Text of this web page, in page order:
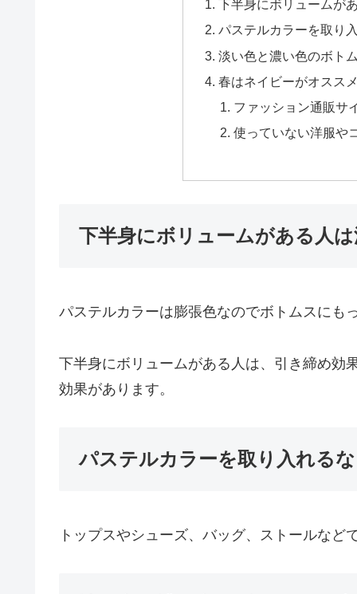
下半身にボリュームが
パステルカラーを取り
淡い色と濃い色のボト
春はネイビーがオスス
ファッション通販サ
使っていない洋服や
下半身にボリュームがある人
パステルカラーは膨張色なのでボトムスにも
下半身にボリュームがある人は、引き締め効
効果があります。
パステルカラーを取り入れる
トップスやシューズ、バッグ、ストールな